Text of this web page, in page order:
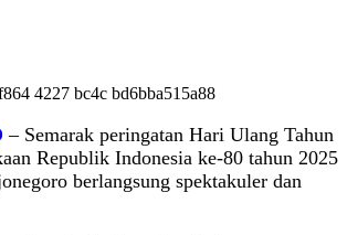
– Semarak peringatan Hari Ulang Tahun
Republik Indonesia ke-80 tahun 2025
berlangsung spektakuler dan